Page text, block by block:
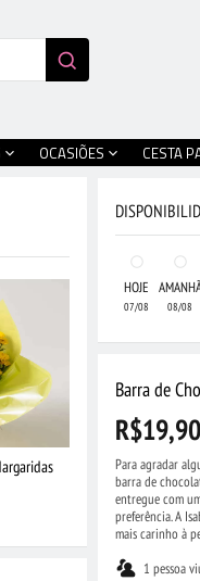
OCASIÕES CESTA
HOJE
07/08 08/08
Barra de
R$19,90
Para agradar
barra de
entregue com
preferência. A
mais carinho à
1 pessoa